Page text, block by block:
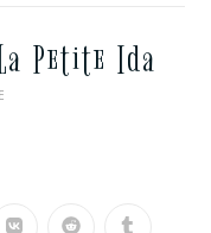
Petite Ida